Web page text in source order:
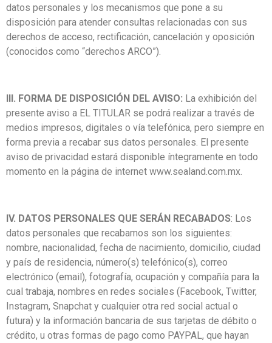
datos personales y los mecanismos que pone a su
disposición para atender consultas relacionadas con sus
derechos de acceso, rectificación, cancelación y oposición
(conocidos como “derechos ARCO”).
III. FORMA DE DISPOSICIÓN DEL AVISO: La exhibición del
presente aviso a EL TITULAR se podrá realizar a través de
medios impresos, digitales o vía telefónica, pero siempre en
forma previa a recabar sus datos personales. El presente
aviso de privacidad estará disponible íntegramente en todo
momento en la página de internet www.sealand.com.mx.
IV. DATOS PERSONALES QUE SERÁN RECABADOS: Los
datos personales que recabamos son los siguientes:
nombre, nacionalidad, fecha de nacimiento, domicilio, ciudad
y país de residencia, número(s) telefónico(s), correo
electrónico (email), fotografía, ocupación y compañía para la
cual trabaja, nombres en redes sociales (Facebook, Twitter,
Instagram, Snapchat y cualquier otra red social actual o
futura) y la información bancaria de sus tarjetas de débito o
crédito, u otras formas de pago como PAYPAL, que hayan